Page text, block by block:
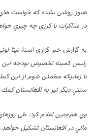
هنوز روشن نشده که خواست
در مذاکرات با کرزي چه چيزي
به گزارش خبر گزاری اسنا، نيتا
رئيس كميته تخصيص بودجه
تا زمانيكه مطمئن شوم از اين
سنتي ديگر نيز به افغانستان
وي هم‌چنين اعلام كرد: طي
مالي در افغانستان تشكيل خواهد